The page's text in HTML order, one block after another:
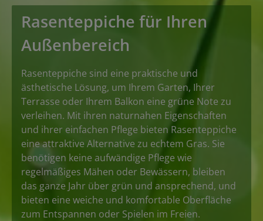
Rasenteppiche für Ihren
Außenbereich
Rasenteppiche sind eine praktische und
ästhetische Lösung, um Ihrem Garten, Ihrer
Terrasse oder Ihrem Balkon eine grüne Note zu
verleihen. Mit ihren naturnahen Eigenschaften
und ihrer einfachen Pflege bieten Rasenteppiche
eine attraktive Alternative zu echtem Gras. Sie
benötigen keine aufwändige Pflege wie
regelmäßiges Mähen oder Bewässern, bleiben
das ganze Jahr über grün und ansprechend, und
bieten eine weiche und komfortable Oberfläche
zum Entspannen oder Spielen im Freien.